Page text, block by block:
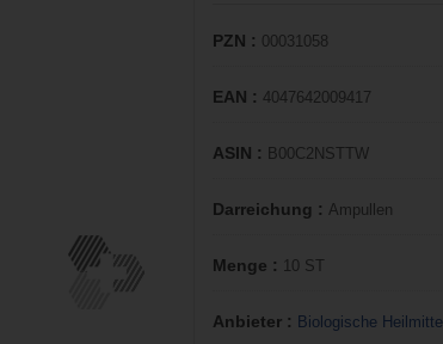
PZN : 00031058
EAN : 4047642009417
ASIN : B00C2NSTTW
Darreichung : Ampullen
Menge : 10 ST
Anbieter : Biologische